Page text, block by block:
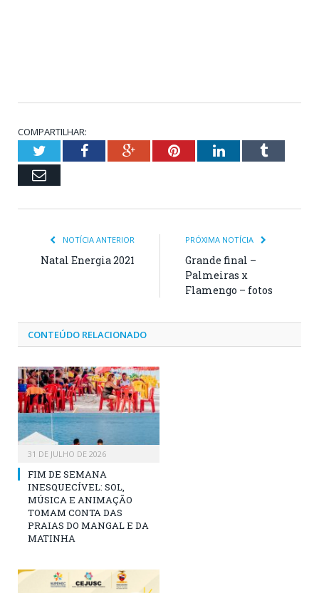
COMPARTILHAR:
TwitterFacebookGoogle+PinterestLinkedInTumblr
Email
NOTÍCIA ANTERIOR
Natal Energia 2021
PRÓXIMA NOTÍCIA
Grande final –
Palmeiras x
Flamengo – fotos
CONTEÚDO RELACIONADO
31 DE JULHO DE 2026
FIM DE SEMANA
INESQUECÍVEL: SOL,
MÚSICA E ANIMAÇÃO
TOMAM CONTA DAS
PRAIAS DO MANGAL E DA
MATINHA